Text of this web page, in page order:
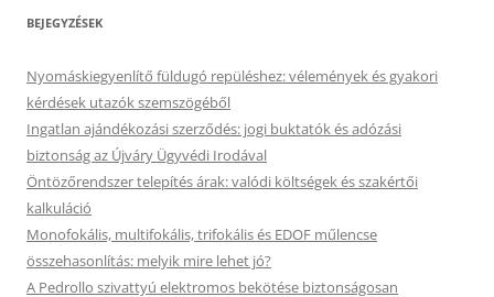
BEJEGYZÉSEK
Nyomáskiegyenlítő füldugó repüléshez: vélemények és gyakori
kérdések utazók szemszögéből
Ingatlan ajándékozási szerződés: jogi buktatók és adózási
biztonság az Újváry Ügyvédi Irodával
Öntözőrendszer telepítés árak: valódi költségek és szakértői
kalkuláció
Monofokális, multifokális, trifokális és EDOF műlencse
összehasonlítás: melyik mire lehet jó?
A Pedrollo szivattyú elektromos bekötése biztonságosan